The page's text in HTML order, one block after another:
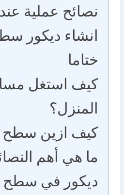
نصائح عملية عند
انشاء ديكور
ختاما
كيف استغل
المنزل؟
كيف ازين سطح
ما هي أهم
ديكور في سطح